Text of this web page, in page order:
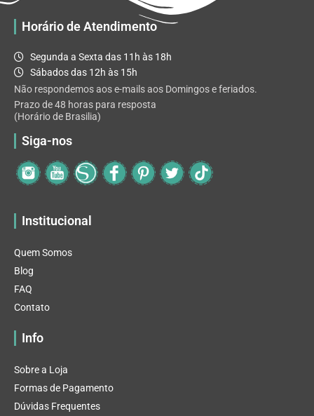
Horário de Atendimento
Segunda a Sexta das 11h às 18h
Sábados das 12h às 15h
Não respondemos aos e-mails aos Domingos e feriados.
Prazo de 48 horas para resposta
(Horário de Brasilia)
Siga-nos
Institucional
Quem Somos
Blog
FAQ
Contato
Info
Sobre a Loja
Formas de Pagamento
Dúvidas Frequentes